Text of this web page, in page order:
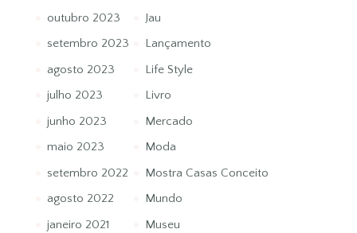
outubro 2023
setembro 2023
agosto 2023
julho 2023
junho 2023
maio 2023
setembro 2022
agosto 2022
janeiro 2021
Jau
Lançamento
Life Style
Livro
Mercado
Moda
Mostra Casas Conceito
Mundo
Museu